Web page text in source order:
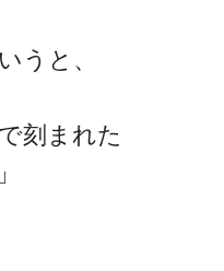
うと、
刻まれた